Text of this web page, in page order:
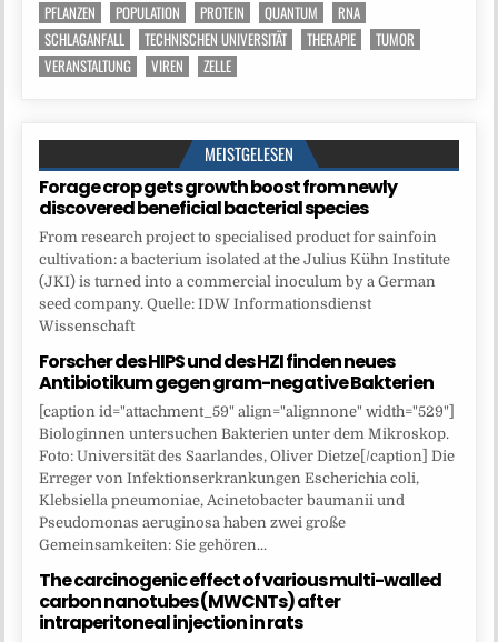
PFLANZEN
POPULATION PROTEIN QUANTUM
RNA
SCHLAGANFALL
TECHNISCHEN UNIVERSITÄT THERAPIE
TUMOR
VERANSTALTUNG
VIREN ZELLE
MEISTGELESEN
Forage crop gets growth boost from newly
discovered beneficial bacterial species
From research project to specialised product for sainfoin
cultivation: a bacterium isolated at the Julius Kühn Institute
(JKI) is turned into a commercial inoculum by a German
seed company. Quelle: IDW Informationsdienst
Wissenschaft
Forscher des HIPS und des HZI finden neues
Antibiotikum gegen gram-negative Bakterien
[caption id="attachment_59" align="alignnone" width="529"]
Biologinnen untersuchen Bakterien unter dem Mikroskop.
Foto: Universität des Saarlandes, Oliver Dietze[/caption] Die
Erreger von Infektionserkrankungen Escherichia coli,
Klebsiella pneumoniae, Acinetobacter baumanii und
Pseudomonas aeruginosa haben zwei große
Gemeinsamkeiten: Sie gehören...
The carcinogenic effect of various multi-walled
carbon nanotubes (MWCNTs) after
intraperitoneal injection in rats